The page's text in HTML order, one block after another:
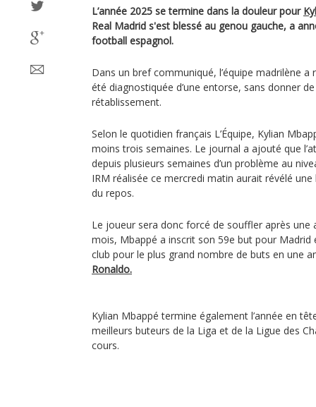
L’année 2025 se termine dans la douleur pour
Real Madrid s'est blessé au genou gauche, a
football espagnol.
Dans un bref communiqué, l’équipe madrilène
été diagnostiquée d’une entorse, sans donner
rétablissement.
Selon le quotidien français L’Équipe, Kylian
moins trois semaines. Le journal a ajouté que
depuis plusieurs semaines d’un problème au
IRM réalisée ce mercredi matin aurait révélé
du repos.
Le joueur sera donc forcé de souffler après une
mois, Mbappé a inscrit son 59e but pour Madrid
club pour le plus grand nombre de buts en une
Ronaldo.
Kylian Mbappé termine également l’année en
meilleurs buteurs de la Liga et de la Ligue des
cours.